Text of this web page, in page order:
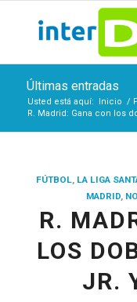
Últimas entradas
Usted está aquí: Inicio /
R. Madrid: Gana con los
FÚTBOL, LA LIGA
MADRID,
R.
LOS
JR.